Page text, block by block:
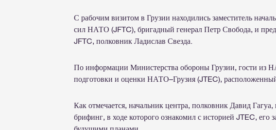
С рабочим визитом в Грузии находились заместитель
сил НАТО (JFTC), бригадный генерал Петр Свобода, и
JFTC, полковник Ладислав Свезда.
По информации Министерства обороны Грузии, гости из
подготовки и оценки НАТО–Грузия (JTEC),
Как отмечается, начальник центра, полковник Давид
брифинг, в ходе которого ознакомил с историей JTEC, его